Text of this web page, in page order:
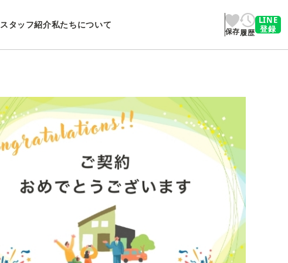
スタッフ紹介私たちについて
保存履歴
LINE
登録